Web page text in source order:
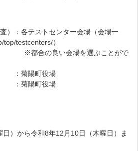
：各テストセンター会場（会場一
testcenters/）
会場を選ぶことがで
菊陽町役場
：菊陽町役場
）から令和8年12月10日（木曜日）ま